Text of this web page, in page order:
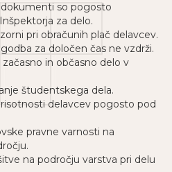
so pogosto
za delo.
pri obračunih plač delavcev.
za določen čas ne vzdrži.
in občasno delo v
študentskega dela.
delavcev pogosto pod
pravne varnosti na
na področju varstva pri delu